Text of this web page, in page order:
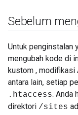
Sebelum
Untuk penginstalan
mengubah kode di
kustom , modifikasi
antara lain, setiap
.htaccess. Anda
direktori /sites